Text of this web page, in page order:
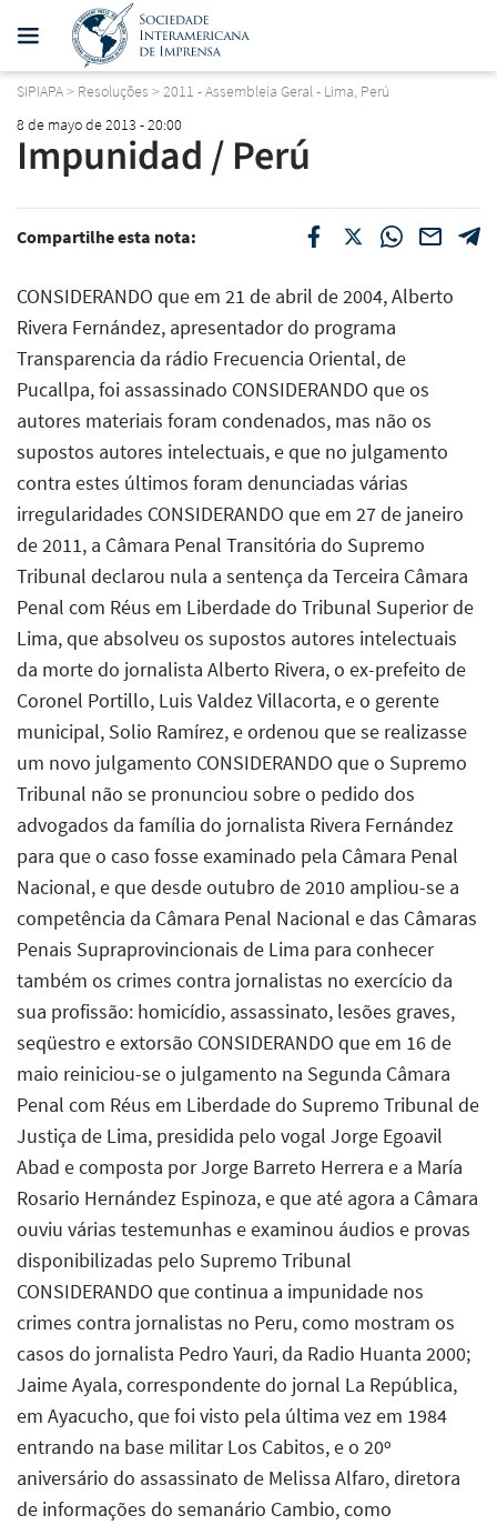
SIPIAPA> Resoluções > 2011 - Assembleia Geral - Lima, Perú
8 de mayo de 2013 - 20:00
Impunidad / Perú
Compartilhe esta nota:
CONSIDERANDO que em 21 de abril de 2004, Alberto
Rivera Fernández, apresentador do programa
Transparencia da rádio Frecuencia Oriental, de
Pucallpa, foi assassinado CONSIDERANDO que os
autores materiais foram condenados, mas não os
supostos autores intelectuais, e que no julgamento
contra estes últimos foram denunciadas várias
irregularidades CONSIDERANDO que em 27 de janeiro
de 2011, a Câmara Penal Transitória do Supremo
Tribunal declarou nula a sentença da Terceira Câmara
Penal com Réus em Liberdade do Tribunal Superior de
Lima, que absolveu os supostos autores intelectuais
da morte do jornalista Alberto Rivera, o ex-prefeito de
Coronel Portillo, Luis Valdez Villacorta, e o gerente
municipal, Solio Ramírez, e ordenou que se realizasse
um novo julgamento CONSIDERANDO que o Supremo
Tribunal não se pronunciou sobre o pedido dos
advogados da família do jornalista Rivera Fernández
para que o caso fosse examinado pela Câmara Penal
Nacional, e que desde outubro de 2010 ampliou-se a
competência da Câmara Penal Nacional e das Câmaras
Penais Supraprovincionais de Lima para conhecer
também os crimes contra jornalistas no exercício da
sua profissão: homicídio, assassinato, lesões graves,
seqüestro e extorsão CONSIDERANDO que em 16 de
maio reiniciou-se o julgamento na Segunda Câmara
Penal com Réus em Liberdade do Supremo Tribunal de
Justiça de Lima, presidida pelo vogal Jorge Egoavil
Abad e composta por Jorge Barreto Herrera e a María
Rosario Hernández Espinoza, e que até agora a Câmara
ouviu várias testemunhas e examinou áudios e provas
disponibilizadas pelo Supremo Tribunal
CONSIDERANDO que continua a impunidade nos
crimes contra jornalistas no Peru, como mostram os
casos do jornalista Pedro Yauri, da Radio Huanta 2000;
Jaime Ayala, correspondente do jornal La República,
em Ayacucho, que foi visto pela última vez em 1984
entrando na base militar Los Cabitos, e o 20º
aniversário do assassinato de Melissa Alfaro, diretora
de informações do semanário Cambio, como